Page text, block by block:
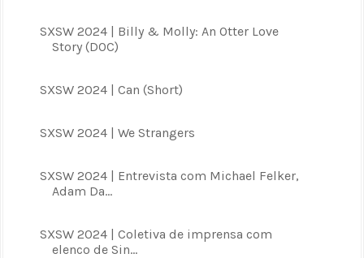
SXSW 2024 | Billy & Molly: An Otter Love
Story (DOC)
SXSW 2024 | Can (Short)
SXSW 2024 | We Strangers
SXSW 2024 | Entrevista com Michael Felker,
Adam Da...
SXSW 2024 | Coletiva de imprensa com
elenco de Sin...